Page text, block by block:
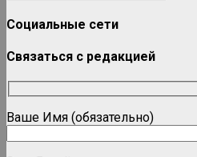
Социальные сети
Связаться с редакцией
Ваше Имя (обязательно)